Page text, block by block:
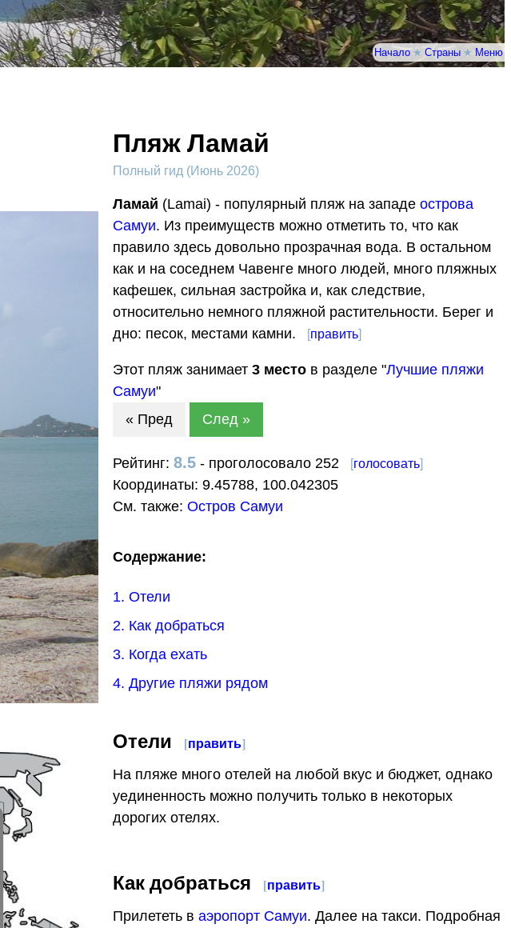
Начало★ Страны ★ Меню
Пляж Ламай
Полный гид (Июнь 2026)
Ламай (Lamai) - популярный пляж на западе острова
Самуи. Из преимуществ можно отметить то, что как
правило здесь довольно прозрачная вода. В остальном
как и на соседнем Чавенге много людей, много пляжных
кафешек, сильная застройка и, как следствие,
относительно немного пляжной растительности. Берег и
дно: песок, местами камни.
[править]
Этот пляж занимает 3местов разделе "Лучшие пляжи
Самуи"
« Пред
След »
Рейтинг: 8.5- проголосовало 252 [голосовать]
Координаты: 9.45788, 100.042305
См. также: Остров Самуи
Содержание:
1. Отели
2. Как добраться
3. Когда ехать
4. Другие пляжи рядом
Отели [править]
На пляже много отелей на любой вкус и бюджет, однако
уединенность можно получить только в некоторых
дорогих отелях.
Как добраться [править]
Прилететь в аэропорт Самуи. Далее на такси. Подробная